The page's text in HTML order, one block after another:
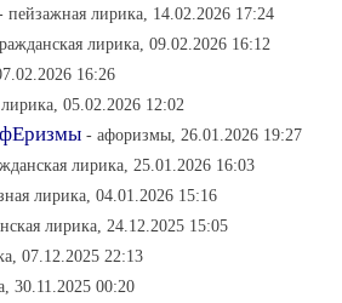
пейзажная лирика, 14.02.2026 17:24
лирика, 09.02.2026 16:12
16:26
05.02.2026 12:02
- афоризмы, 26.01.2026 19:27
лирика, 25.01.2026 16:03
лирика, 04.01.2026 15:16
лирика, 24.12.2025 15:05
07.12.2025 22:13
30.11.2025 00:20